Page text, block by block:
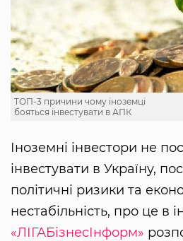
ТОП-3 причини чому іноземці
бояться інвестувати в АПК
Іноземні інвестори не
інвестувати в Україну,
політичні ризики та
нестабільність, про це в
«ЛІГАБізнесІнформ»